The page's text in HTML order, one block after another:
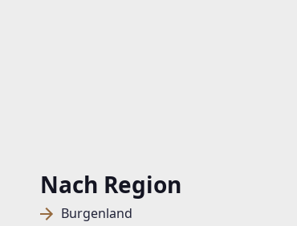
Nach Region
Burgenland